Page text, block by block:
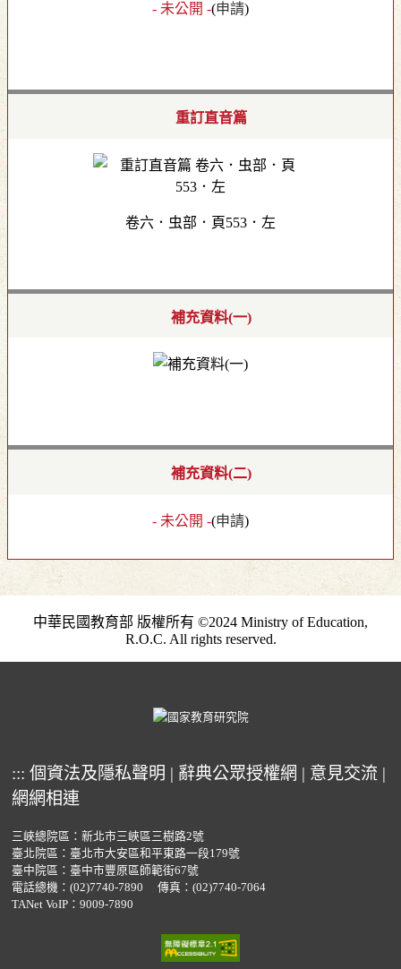
- 未公開 -(申請)
重訂直音篇
卷六．虫部．頁553．左
補充資料(一)
補充資料(二)
- 未公開 -(申請)
中華民國教育部 版權所有 ©2024 Ministry of Education,
R.O.C. All rights reserved.
::: 個資法及隱私聲明 | 辭典公眾授權網 | 意見交流 |
網網相連
三峽總院區：新北市三峽區三樹路2號
臺北院區：臺北市大安區和平東路一段179號
臺中院區：臺中市豐原區師範街67號
電話總機： (02)7740-7890
傳真：(02)7740-7064
TANet VoIP：9009-7890